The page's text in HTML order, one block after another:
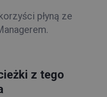
płyną ze
z tego